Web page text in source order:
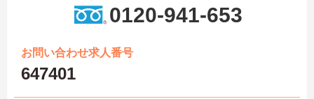
0120-941-653
お問い合わせ求人番号
647401